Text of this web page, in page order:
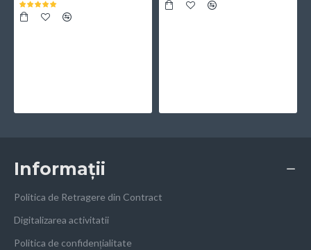
Informații
Politica de Retragere din Contract
Digitalizarea activitatii
Politica de confidențialitate